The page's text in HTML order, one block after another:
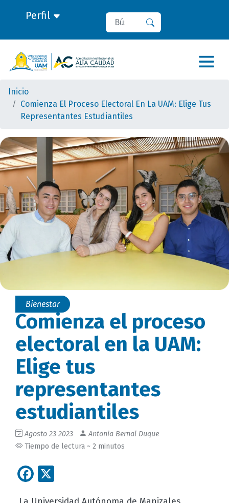
Perfil Buscar
Inicio
Comienza El Proceso Electoral En La UAM: Elige Tus
Representantes Estudiantiles
Bienestar
Comienza el proceso
electoral en la UAM:
Elige tus
representantes
estudiantiles
Agosto 23 2023
Antonia Bernal Duque
Tiempo de lectura ~ 2 minutos
Facebook